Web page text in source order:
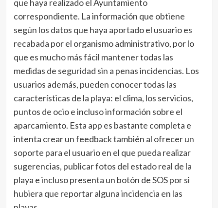
que haya realizado el Ayuntamiento
correspondiente. La información que obtiene
según los datos que haya aportado el usuario es
recabada por el organismo administrativo, por lo
que es mucho más fácil mantener todas las
medidas de seguridad sin a penas incidencias. Los
usuarios además, pueden conocer todas las
características de la playa: el clima, los servicios,
puntos de ocio e incluso información sobre el
aparcamiento. Esta app es bastante completa e
intenta crear un feedback también al ofrecer un
soporte para el usuario en el que pueda realizar
sugerencias, publicar fotos del estado real de la
playa e incluso presenta un botón de SOS por si
hubiera que reportar alguna incidencia en las